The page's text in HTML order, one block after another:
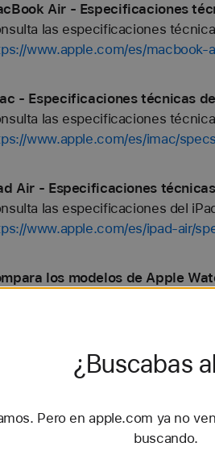
Air - Especificaciones
las especificaciones
www.apple.com/es/macbook-
- Especificaciones técnicas
las especificaciones
www.apple.com/es/imac/
Air - Especificaciones
las especificaciones del
www.apple.com/es/ipad-air/
los modelos de Apple
las especificaciones de
la resolución, el tamaño,
mini.
www.apple.com/es/ipad/
¿Buscabas
Pero en apple.com ya no
buscando.